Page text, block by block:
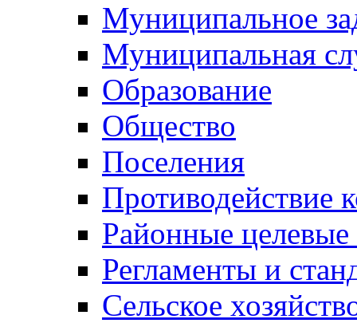
Муниципальное
Муниципальная
Образование
Общество
Поселения
Противодействие
Районные
Регламенты и
Сельское